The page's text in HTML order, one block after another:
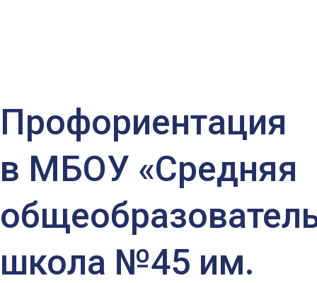
Профориентация
в МБОУ «Средняя
школа №45 им.